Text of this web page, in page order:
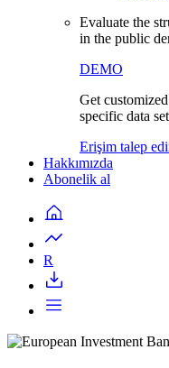
Evaluate the
in the public
DEMO
Get
specific data
Erişim talep
Hakkımızda
Abonelik al
R